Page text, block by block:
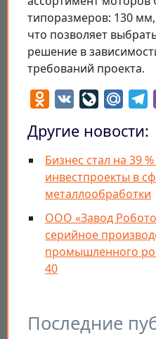
Последние
типоразмеров: 130
что позволяет
решение в
требований проекта.
Odnoklassniki
VK LiveJournal
Другие новости:
Бизнес стал на 39
инвестпроекты в
металлообработки
ООО «Завод
серийное
промышленного
40